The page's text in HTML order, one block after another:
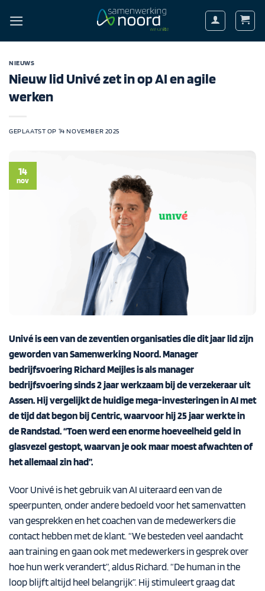
naar
NIEUWS
Nieuw lid Univé zet in op AI en agile
werken
GEPLAATST OP 14 NOVEMBER 2025
14
nov
Univé is een van de zeventien organisaties die dit jaar lid zijn
geworden van Samenwerking Noord. Manager
bedrijfsvoering Richard Meijles is als manager
bedrijfsvoering sinds 2 jaar werkzaam bij de verzekeraar uit
Assen. Hij vergelijkt de huidige mega-investeringen in AI met
de tijd dat begon bij Centric, waarvoor hij 25 jaar werkte in
de Randstad. “Toen werd een enorme hoeveelheid geld in
glasvezel gestopt, waarvan je ook maar moest afwachten of
het allemaal zin had”.
Voor Univé is het gebruik van AI uiteraard een van de
speerpunten, onder andere bedoeld voor het samenvatten
van gesprekken en het coachen van de medewerkers die
contact hebben met de klant. “We besteden veel aandacht
aan training en gaan ook met medewerkers in gesprek over
hoe hun werk verandert”, aldus Richard. “De human in the
loop blijft altijd heel belangrijk”. Hij stimuleert graag dat